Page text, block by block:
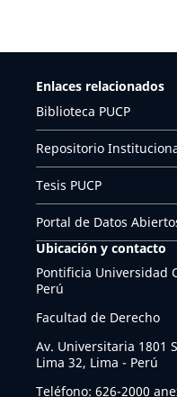
Enlaces relacionados
Biblioteca PUCP
Repositorio
Tesis PUCP
Portal de Datos
Ubicación y contacto
Pontificia Universidad
Perú
Facultad de Derecho
Av. Universitaria 1801
Lima 32, Lima - Perú
Teléfono: 626-2000